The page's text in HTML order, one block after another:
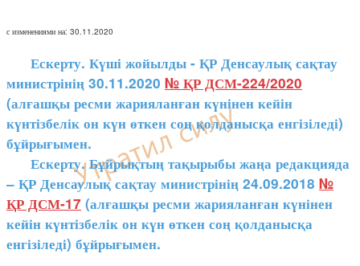
с изменениями на: 30.11.2020
Ескерту. Күші жойылды - ҚР Денсаулық сақтау
министрінің 30.11.2020 № ҚР ДСМ-224/2020
(алғашқы ресми жарияланған күнінен кейін
күнтізбелік он күн өткен соң қолданысқа енгізіледі)
бұйрығымен.
Ескерту. Бұйрықтың тақырыбы жаңа редакцияда
– ҚР Денсаулық сақтау министрінің 24.09.2018 №
ҚР ДСМ-17 (алғашқы ресми жарияланған күнінен
кейін күнтізбелік он күн өткен соң қолданысқа
енгізіледі) бұйрығымен.